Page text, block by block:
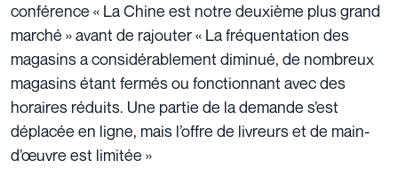
conférence « La Chine est notre deuxième plus grand
marché » avant de rajouter « La fréquentation des
magasins a considérablement diminué, de nombreux
magasins étant fermés ou fonctionnant avec des
horaires réduits. Une partie de la demande s’est
déplacée en ligne, mais l’offre de livreurs et de main-
d’œuvre est limitée »